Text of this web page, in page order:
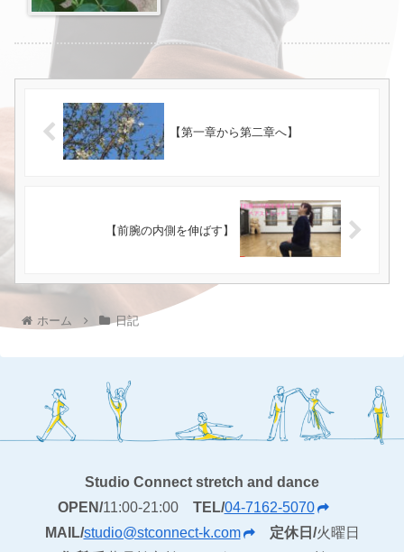
【第一章から第二章へ】
【前腕の内側を伸ばす】
ホーム 日記
Studio Connect stretch and dance
OPEN/11:00-21:00 TEL/04-7162-5070
MAIL/studio@stconnect-k.com 定休日/火曜日